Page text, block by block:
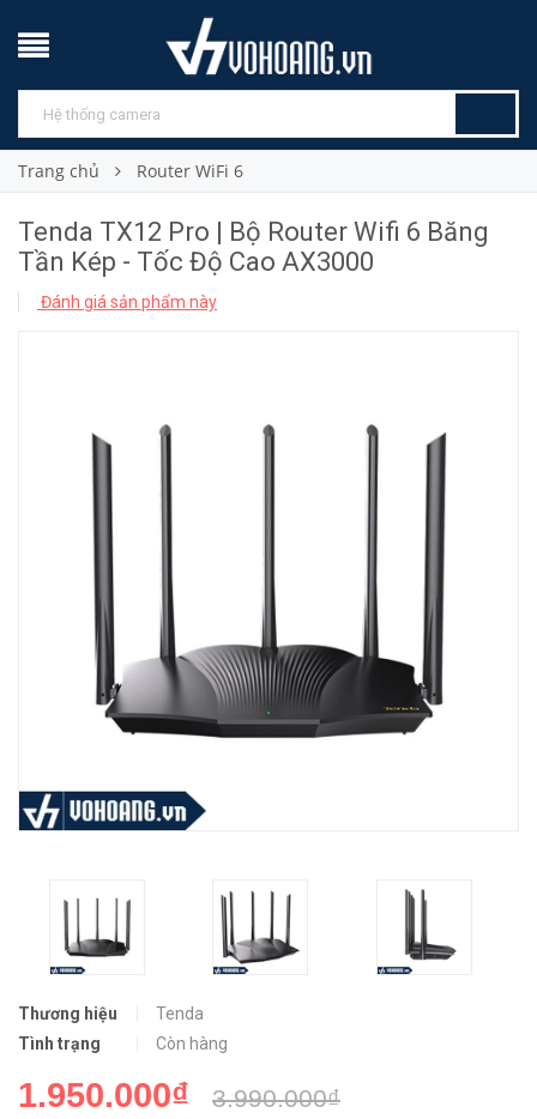
Trang chủ Router WiFi 6
Tenda TX12 Pro | Bộ Router Wifi 6 Băng
Tần Kép - Tốc Độ Cao AX3000
Đánh giá sản phẩm này
Thương hiệu
Tenda
Tình trạng
Còn hàng
1.950.000₫ 3.990.000₫